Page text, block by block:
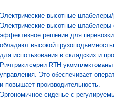
Электрические высотные штабелеры/
Электрические высотные штабелеры
эффективное решение для
обладают высокой
для использования в складских и
Ричтраки серии RTH
управления. Это обеспечивает
и повышает производительность.
Эргономичное сиденье с